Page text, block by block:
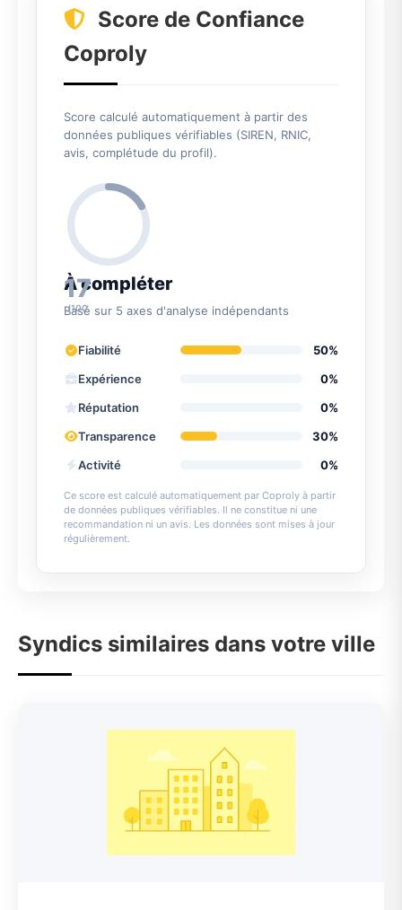
Score de Confiance
Coproly
Score calculé automatiquement à partir des
données publiques vérifiables (SIREN, RNIC,
avis, complétude du profil).
17
/100
À compléter
Basé sur 5 axes d'analyse indépendants
Fiabilité
50%
Expérience
0%
Réputation
0%
Transparence
30%
Activité
0%
Ce score est calculé automatiquement par Coproly à partir
de données publiques vérifiables. Il ne constitue ni une
recommandation ni un avis. Les données sont mises à jour
régulièrement.
Syndics similaires dans votre ville